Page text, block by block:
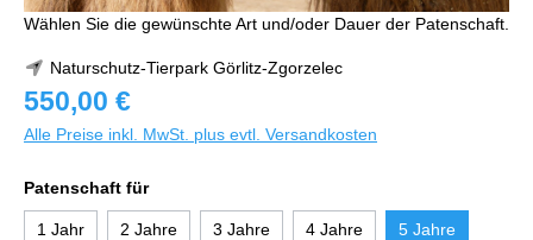
Wählen Sie die gewünschte Art und/oder Dauer der Patenschaft.
Naturschutz-Tierpark Görlitz-Zgorzelec
550,00 €
Alle Preise inkl. MwSt. plus evtl. Versandkosten
Patenschaft für
1 Jahr 2 Jahre 3 Jahre 4 Jahre 5 Jahre